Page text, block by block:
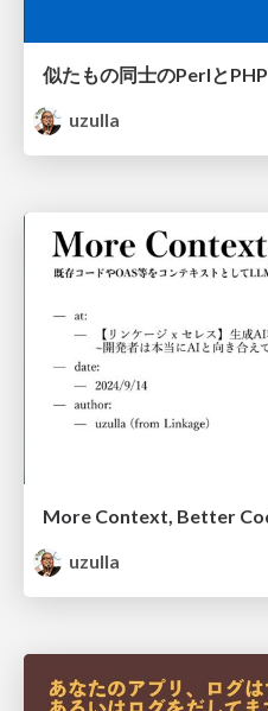
似たもの同士のPerlとPHP
uzulla
uzulla